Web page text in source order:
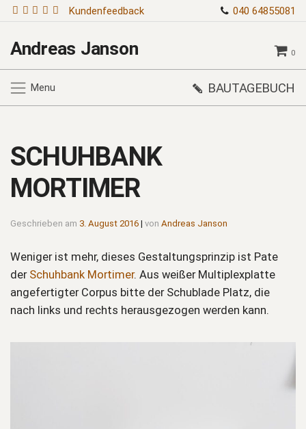
Kundenfeedback 040 64855081
Andreas Janson 0
Menu BAUTAGEBUCH
SCHUHBANK
MORTIMER
Geschrieben am 3. August 2016 | von Andreas Janson
Weniger ist mehr, dieses Gestaltungsprinzip ist Pate
der Schuhbank Mortimer. Aus weißer Multiplexplatte
angefertigter Corpus bitte der Schublade Platz, die
nach links und rechts herausgezogen werden kann.